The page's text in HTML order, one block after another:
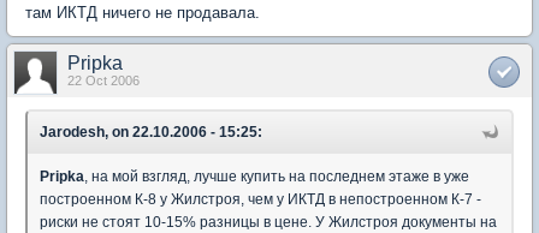
там ИКТД ничего не продавала.
Pripka
22 Oct 2006
Jarodesh, on 22.10.2006 - 15:25:
Pripka , на мой взгляд, лучше купить на последнем этаже в уже
построенном К-8 у Жилстроя, чем у ИКТД в непостроенном К-7 -
риски не стоят 10-15% разницы в цене. У Жилстроя документы на